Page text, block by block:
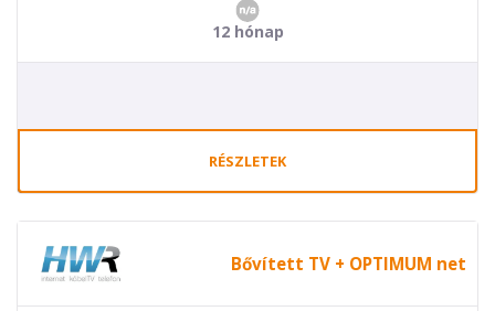
12 hónap
RÉSZLETEK
Bővített TV + OPTIMUM net